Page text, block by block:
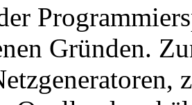
Gründen.